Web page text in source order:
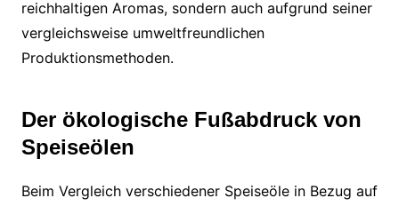
reichhaltigen Aromas, sondern auch aufgrund seiner
vergleichsweise umweltfreundlichen
Produktionsmethoden.
Der ökologische Fußabdruck von
Speiseölen
Beim Vergleich verschiedener Speiseöle in Bezug auf